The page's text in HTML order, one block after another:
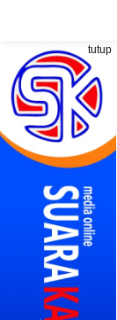
Langsung
konten
tutup